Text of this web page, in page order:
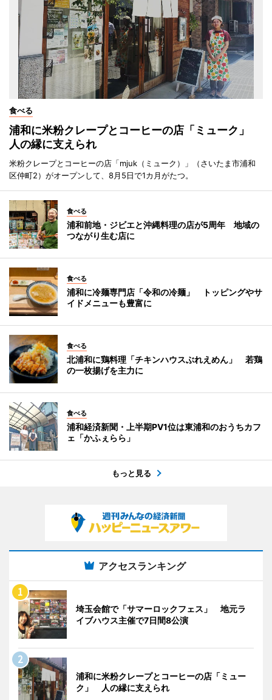
食べる
浦和に米粉クレープとコーヒーの店「ミューク」
人の縁に支えられ
米粉クレープとコーヒーの店「mjuk（ミューク）」（さいたま市浦和
区仲町2）がオープンして、8月5日で1カ月がたつ。
食べる
浦和前地・ジビエと沖縄料理の店が5周年 地域の
つながり生む店に
食べる
浦和に冷麺専門店「令和の冷麺」 トッピングやサ
イドメニューも豊富に
食べる
北浦和に鶏料理「チキンハウスぶれえめん」 若鶏
の一枚揚げを主力に
食べる
浦和経済新聞・上半期PV1位は東浦和のおうちカフ
ェ「かふぇらら」
もっと見る
アクセスランキング
埼玉会館で「サマーロックフェス」 地元ラ
イブハウス主催で7日間8公演
浦和に米粉クレープとコーヒーの店「ミュー
ク」 人の縁に支えられ